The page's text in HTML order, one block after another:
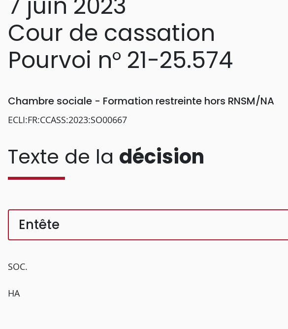
Cour de cassation
Pourvoi n° 21-25.574
Chambre sociale - Formation restreinte hors RNSM/NA
ECLI:FR:CCASS:2023:SO00667
Texte de la décision
Entête
SOC.
HA